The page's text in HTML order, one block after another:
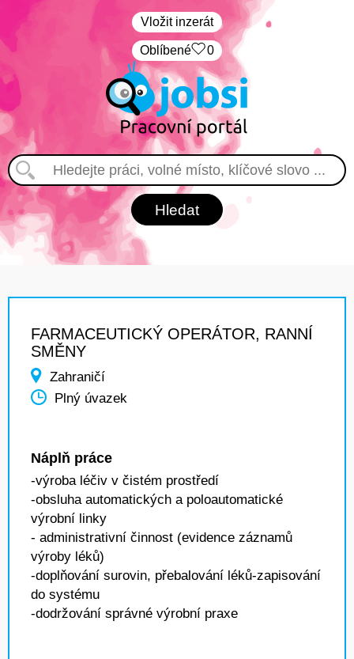
Vložit inzerát
Oblíbené 0
FARMACEUTICKÝ OPERÁTOR, RANNÍ
SMĚNY
Zahraničí
Plný úvazek
Náplň práce
-výroba léčiv v čistém prostředí
-obsluha automatických a poloautomatické
výrobní linky
- administrativní činnost (evidence záznamů
výroby léků)
-doplňování surovin, přebalování léků-zapisování
do systému
-dodržování správné výrobní praxe